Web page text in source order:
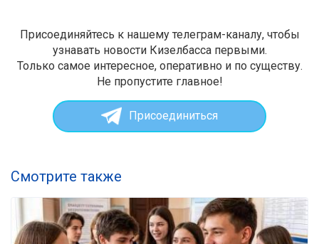
Присоединяйтесь к нашему телеграм-каналу, чтобы
узнавать новости Кизелбасса первыми.
Только самое интересное, оперативно и по существу.
Не пропустите главное!
Присоединиться
Смотрите также